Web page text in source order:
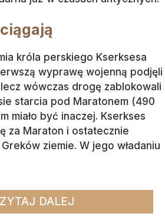
króla perskiego Kserksesa
wyprawę wojenną podjęli
wówczas drogę zablokowali
starcia pod Maratonem (490
miało być inaczej. Kserkses
za Maraton i ostatecznie
ziemie. W jego władaniu
DALEJ